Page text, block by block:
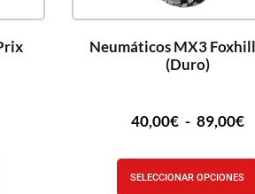
Neumáticos MX3
(Duro)
40,00€ - 89,00€
SELECCIONAR OPCIONES